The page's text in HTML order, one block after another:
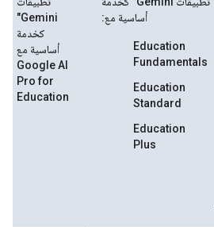
أساسية مع:
Education
Fundamentals
Education
Standard
Education
Plus
Gemini"
كخدمة
أساسية مع
Google AI
Pro for
Education